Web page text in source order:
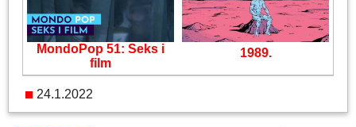
MondoPop 51: Seks i
film
1989.
24.1.2022